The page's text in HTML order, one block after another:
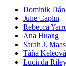
Dominik Dán
Julie Caplin
Rebecca
Ana Huang
Sarah J. Maas
Táňa
Lucinda Riley